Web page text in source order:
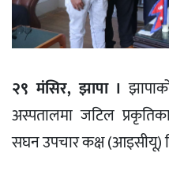
२९ मंसिर, झापा ।
अस्पतालमा जटिल
सघन उपचार कक्ष (आइसीयू)